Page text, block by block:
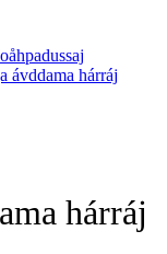
ávddama hárráj
hárráj